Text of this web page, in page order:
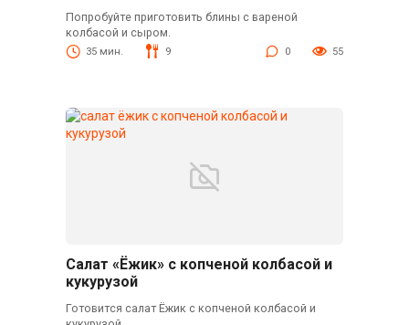
Попробуйте приготовить блины с вареной
колбасой и сыром.
35 мин. 9 0 55
Салат «Ёжик» с копченой колбасой и
кукурузой
Готовится салат Ёжик с копченой колбасой и